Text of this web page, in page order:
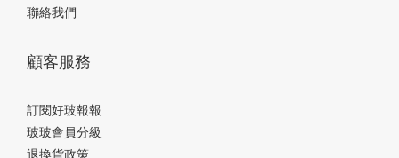
聯絡我們
顧客服務
訂閱好玻報報
玻玻會員分級
退換貨政策